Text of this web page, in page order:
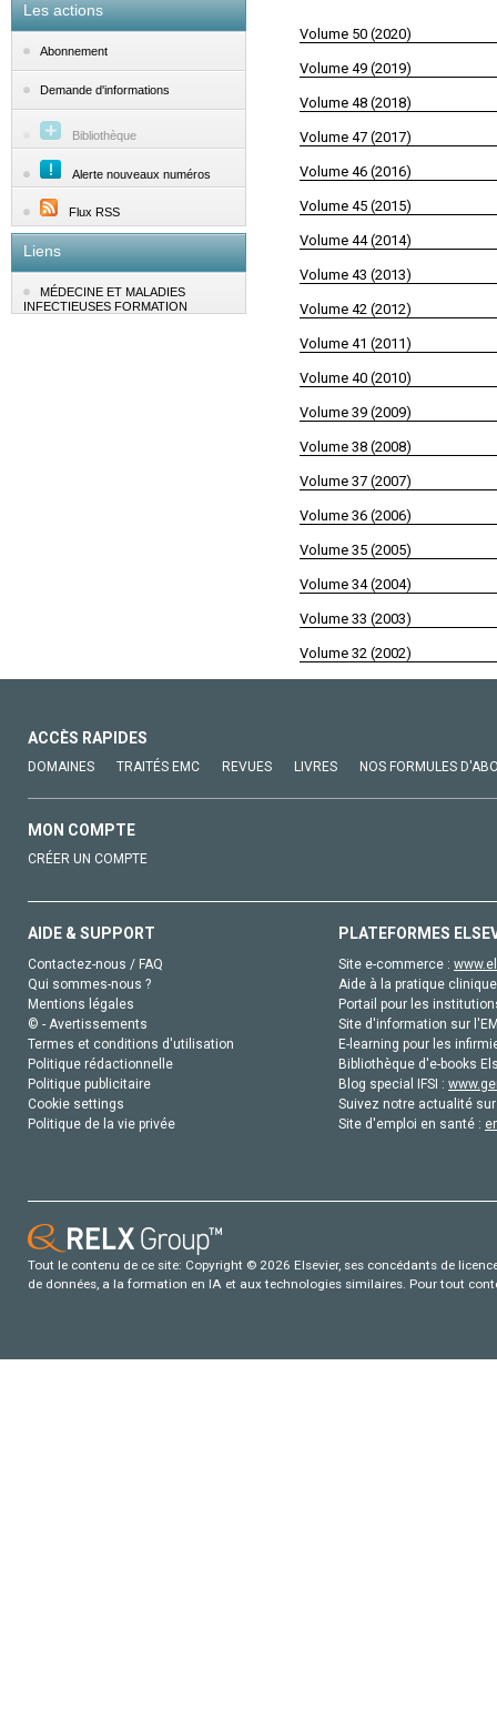
Les actions
Abonnement
Demande d'informations
Bibliothèque
Alerte nouveaux numéros
Flux RSS
Liens
MÉDECINE ET MALADIES
INFECTIEUSES FORMATION
Volume 50 (2020)
Volume 49 (2019)
Volume 48 (2018)
Volume 47 (2017)
Volume 46 (2016)
Volume 45 (2015)
Volume 44 (2014)
Volume 43 (2013)
Volume 42 (2012)
Volume 41 (2011)
Volume 40 (2010)
Volume 39 (2009)
Volume 38 (2008)
Volume 37 (2007)
Volume 36 (2006)
Volume 35 (2005)
Volume 34 (2004)
Volume 33 (2003)
Volume 32 (2002)
ACCÈS RAPIDES
DOMAINES TRAITÉS EMC REVUES LIVRES NOS FORMULES
MON COMPTE
CRÉER UN COMPTE
AIDE & SUPPORT
Contactez-nous / FAQ
Qui sommes-nous ?
Mentions légales
© - Avertissements
Termes et conditions d'utilisation
Politique rédactionnelle
Politique publicitaire
Cookie settings
Politique de la vie privée
PLATEFORMES
Site e-commerce :
Aide à la pratique
Portail pour les
Site d'information sur
E-learning pour les
Bibliothèque d'e-books
Blog special IFSI :
Suivez notre actualité
Site d'emploi en santé :
Tout le contenu de ce site: Copyright © 2026 Elsevier, ses concédants de
de données, a la formation en IA et aux technologies similaires. Pour tout